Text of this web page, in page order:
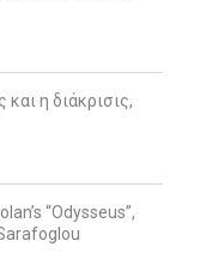
η διάκρισις,
“Odysseus”,